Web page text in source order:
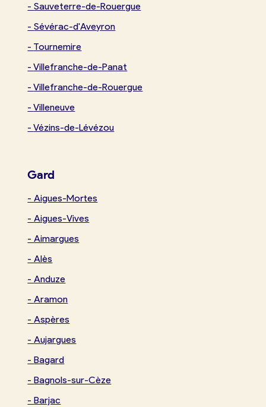
-Sauveterre-de-Rouergue
-Sévérac-d'Aveyron
- Tournemire
-Villefranche-de-Panat
-Villefranche-de-Rouergue
-Villeneuve
-Vézins-de-Lévézou
Gard
-Aigues-Mortes
-Aigues-Vives
-Aimargues
-Alès
-Anduze
-Aramon
-Aspères
-Aujargues
-Bagard
-Bagnols-sur-Cèze
-Barjac